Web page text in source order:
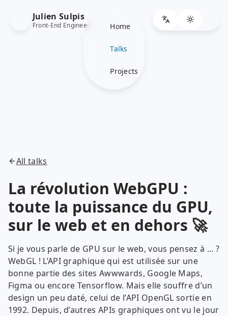
Julien Sulpis
Front-End Engineer Home
Talks
Projects
All talks
La révolution WebGPU :
toute la puissance du GPU,
sur le web et en dehors 🚀
Si je vous parle de GPU sur le web, vous pensez à … ?
WebGL ! L’API graphique qui est utilisée sur une
bonne partie des sites Awwwards, Google Maps,
Figma ou encore Tensorflow. Mais elle souffre d’un
design un peu daté, celui de l’API OpenGL sortie en
1992. Depuis, d’autres APIs graphiques ont vu le jour